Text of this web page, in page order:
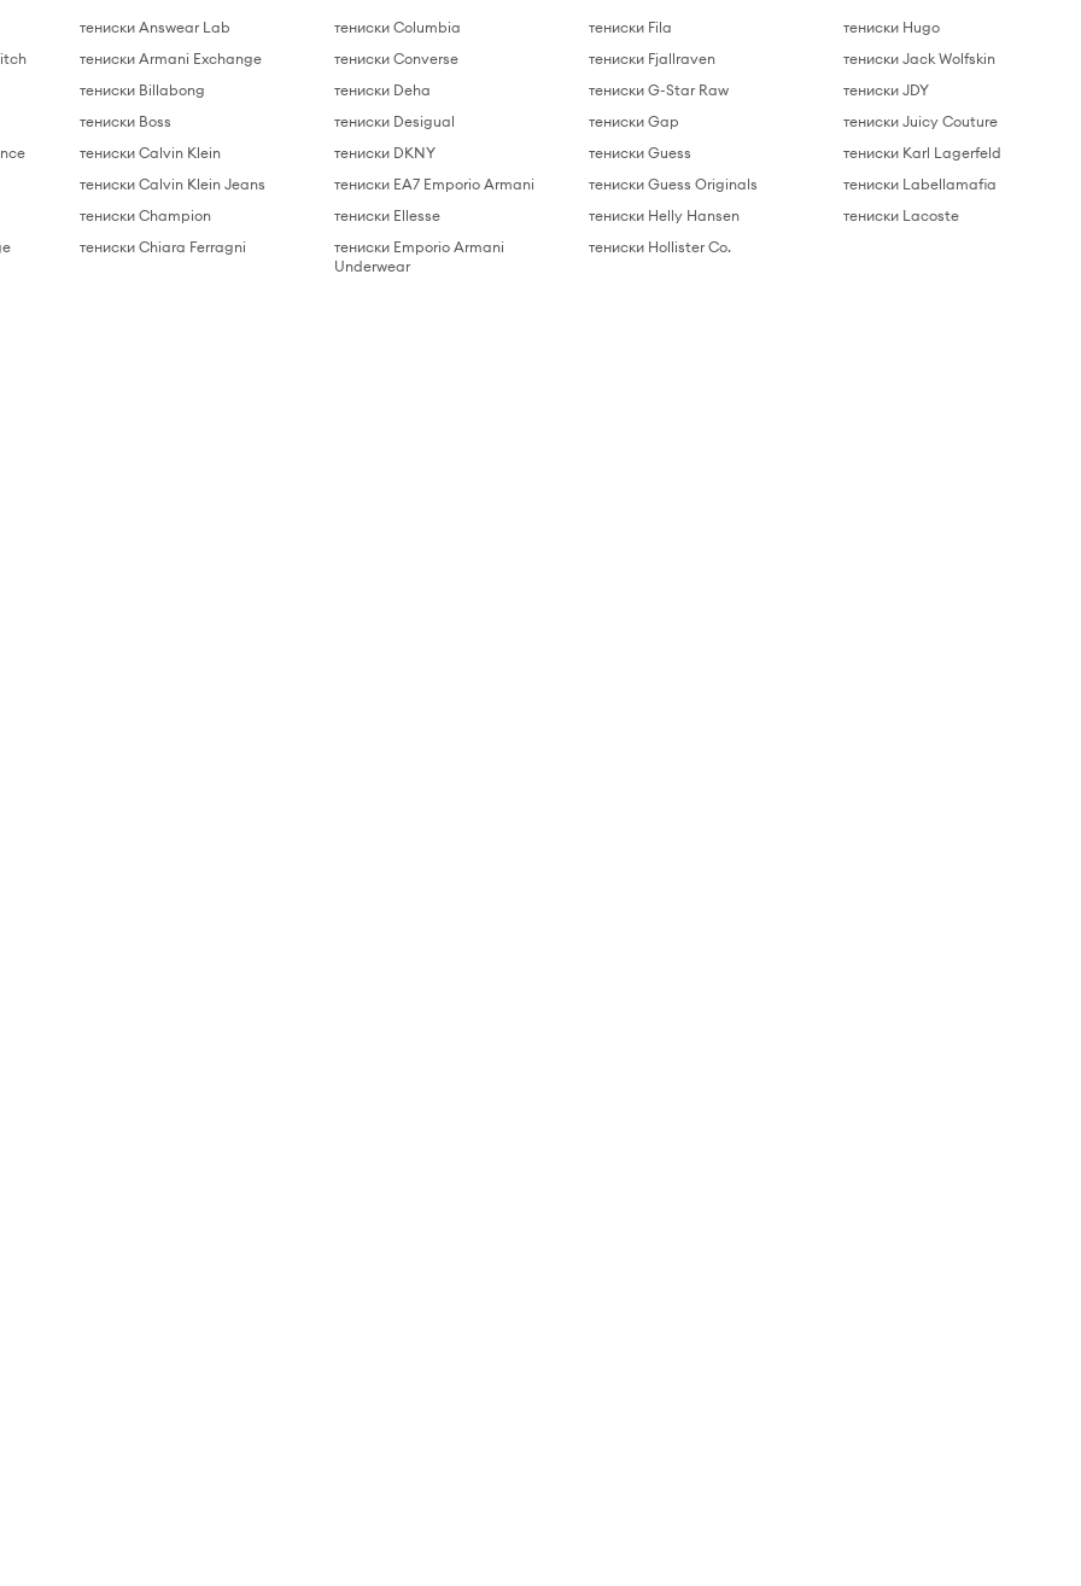
тениски Answear Lab
тениски Armani Exchange
тениски Billabong
тениски Boss
тениски Calvin Klein
тениски Calvin Klein Jeans
тениски Champion
тениски Chiara Ferragni
тениски Columbia
тениски Converse
тениски Deha
тениски Desigual
тениски DKNY
тениски EA7 Emporio Armani
тениски Ellesse
тениски Emporio Armani
Underwear
тениски Fila
тениски Fjallraven
тениски G-Star Raw
тениски Gap
тениски Guess
тениски Guess Originals
тениски Helly Hansen
тениски Hollister Co.
тениски Hugo
тениски Jack Wolfskin
тениски JDY
тениски Juicy Couture
тениски Karl Lagerfeld
тениски Labellamafia
тениски Lacoste